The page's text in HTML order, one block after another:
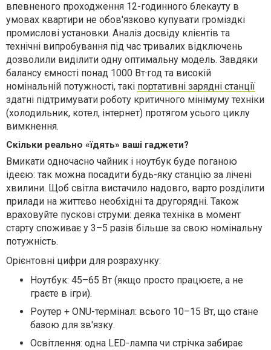
впевненого проходження 12-годинного блекауту в
умовах квартири не обов'язково купувати громіздкі
промислові установки. Аналіз досвіду клієнтів та
технічні випробування під час тривалих відключень
дозволили виділити одну оптимальну модель. Завдяки
балансу ємності понад 1000 Вт·год та високій
номінальній потужності, такі портативні зарядні станції
здатні підтримувати роботу критичного мінімуму техніки
(холодильник, котел, інтернет) протягом усього циклу
вимкнення.
Скільки реально «їдять» ваші гаджети?
Вмикати одночасно чайник і ноутбук буде поганою
ідеєю: так можна посадити будь-яку станцію за лічені
хвилини. Щоб світла вистачило надовго, варто розділити
прилади на життєво необхідні та другорядні. Також
враховуйте пускові струми: деяка техніка в момент
старту споживає у 3–5 разів більше за свою номінальну
потужність.
Орієнтовні цифри для розрахунку:
Ноутбук: 45–65 Вт (якщо просто працюєте, а не
граєте в ігри).
Роутер + ONU-термінал: всього 10–15 Вт, що стане
базою для зв'язку.
Освітлення: одна LED-лампа чи стрічка забирає